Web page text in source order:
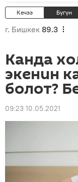
Кечээ Бүгүн
г. Бишкек 89.3
Канда
экенин
болот?
09:23 10.05.2021